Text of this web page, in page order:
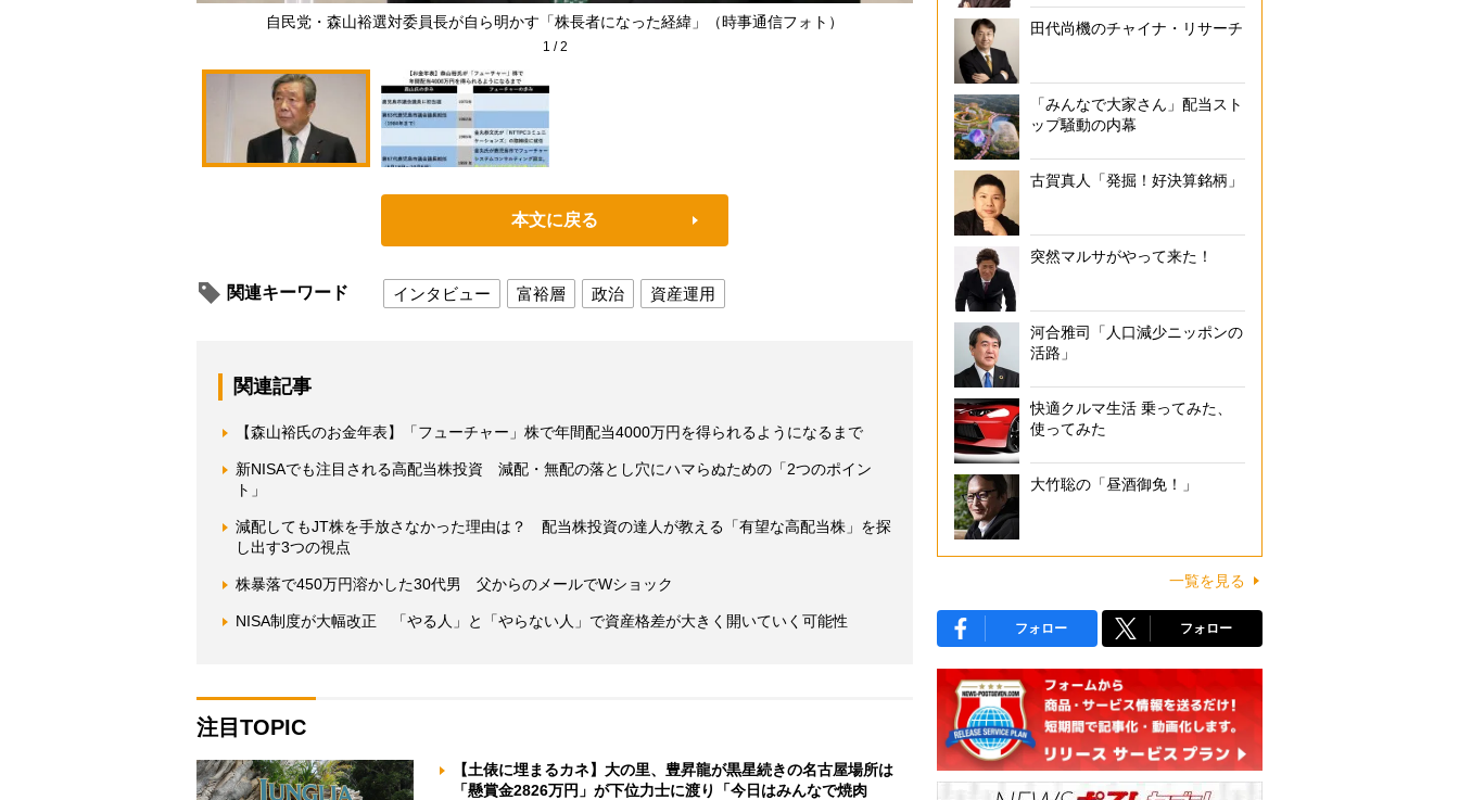
自民党・森山裕選対委員長が自ら明かす「株長者になった経緯」（時事通信フォト） 森山裕氏が「フューチャー」株で年間配当4000万円を得られるよ
1 /2
本文に戻る
関連キーワード インタビュー 富裕層 政治 資産運用
関連記事
【森山裕氏のお金年表】「フューチャー」株で年間配当4000万円を得られるようになるまで
新NISAでも注目される高配当株投資 減配・無配の落とし穴にハマらぬための「2つのポイン
ト」
減配してもJT株を手放さなかった理由は？ 配当株投資の達人が教える「有望な高配当株」を探
し出す3つの視点
株暴落で450万円溶かした30代男 父からのメールでWショック
NISA制度が大幅改正 「やる人」と「やらない人」で資産格差が大きく開いていく可能性
注目TOPIC
【土俵に埋まるカネ】大の里、豊昇龍が黒星続きの名古屋場所は
「懸賞金2826万円」が下位力士に渡り「今日はみんなで焼肉
田代尚機のチャイナ・リサーチ
「みんなで大家さん」配当スト
ップ騒動の内幕
古賀真人「発掘！好決算銘柄」
突然マルサがやって来た！
河合雅司「人口減少ニッポンの
活路」
快適クルマ生活 乗ってみた、
使ってみた
大竹聡の「昼酒御免！」
一覧を見る
フォロー フォロー